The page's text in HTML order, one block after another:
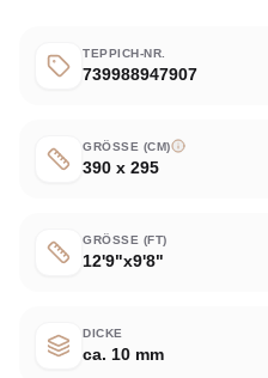
TEPPICH-NR.
739988947907
GRÖSSE (CM)
390 x 295
GRÖSSE (FT)
12'9"x9'8"
DICKE
ca. 10 mm